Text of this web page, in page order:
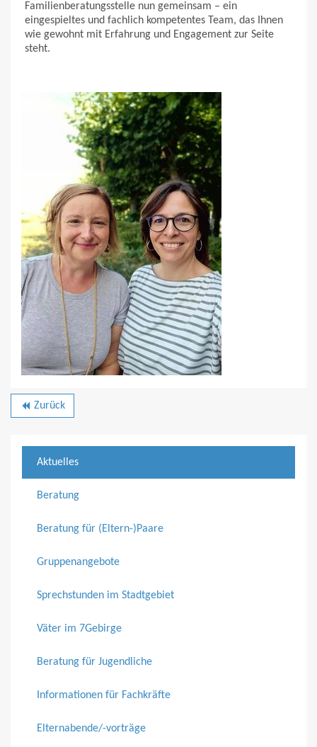
Familienberatungsstelle nun gemeinsam – ein
eingespieltes und fachlich kompetentes Team, das Ihnen
wie gewohnt mit Erfahrung und Engagement zur Seite
steht.
backward Zurück
Aktuelles
Beratung
Beratung für (Eltern-)Paare
Gruppenangebote
Sprechstunden im Stadtgebiet
Väter im 7Gebirge
Beratung für Jugendliche
Informationen für Fachkräfte
Elternabende/-vorträge